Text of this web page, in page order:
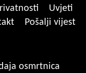
Uvjeti
Pošalji vijest
osmrtnica